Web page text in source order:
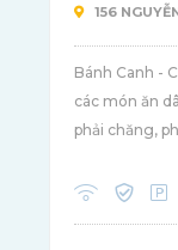
156
Bánh Canh -
các món ăn
phải chăng,